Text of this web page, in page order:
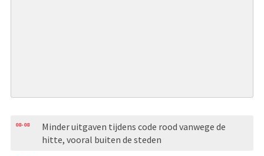
08-08
Minder uitgaven tijdens code rood vanwege de
hitte, vooral buiten de steden